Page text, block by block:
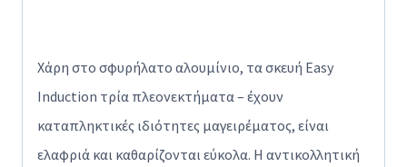
Χάρη στο σφυρήλατο αλουμίνιο, τα σκευή Easy
Induction τρία πλεονεκτήματα – έχουν
καταπληκτικές ιδιότητες μαγειρέματος, είναι
ελαφριά και καθαρίζονται εύκολα. Η αντικολλητική